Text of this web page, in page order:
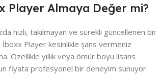
Player Almaya Değer mi?
hızlı, takılmayan ve sürekli güncellenen bir
İboxx Player kesinlikle şans vermeniz
Özellikle yıllık veya ömür boyu lisans
fiyata profesyonel bir deneyim sunuyor.